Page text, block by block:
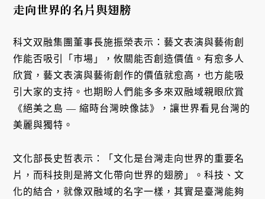
走向世界的名片與翅膀
科文双融集團董事長施振榮表示：藝文表演與藝術創
作能否吸引「巿場」，攸關能否創造價值。有愈多人
欣賞，藝文表演與藝術創作的價值就愈高，也方能吸
引大家的支持。也期盼人們能多多來双融域親眼欣賞
《絕美之島 — 縮時台灣映像誌》，讓世界看見台灣的
美麗與獨特。
文化部長史哲表示：「文化是台灣走向世界的重要名
片，而科技則是將文化帶向世界的翅膀」。科技、文
化的結合，就像双融域的名字一樣，其實是臺灣能夠